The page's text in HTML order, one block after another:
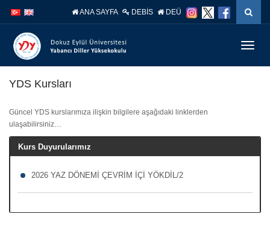
atla
atla
ANA SAYFA DEBİS DEÜ
YDS Kursları
Güncel YDS kurslarımıza ilişkin bilgilere aşağıdaki linklerden
ulaşabilirsiniz…
Kurs Duyurularımız
2026 YAZ DÖNEMİ ÇEVRİM İÇİ YÖKDİL/2